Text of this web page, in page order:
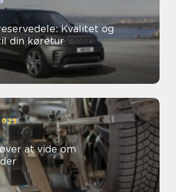
Kvalitet og
din køretur
at vide om